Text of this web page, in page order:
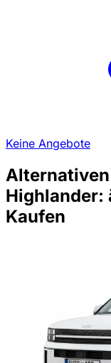
Keine Angebote
Highlander:
Kaufen